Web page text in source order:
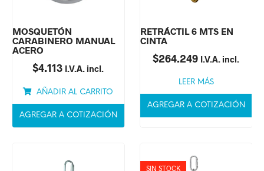
MOSQUETÓN
CARABINERO MANUAL
ACERO
$4.113 I.V.A. incl.
AÑADIR AL CARRITO
AGREGAR A COTIZACIÓN
RETRÁCTIL 6 MTS EN
CINTA
$264.249 I.V.A. incl.
LEER MÁS
AGREGAR A COTIZACIÓN
SIN STOCK